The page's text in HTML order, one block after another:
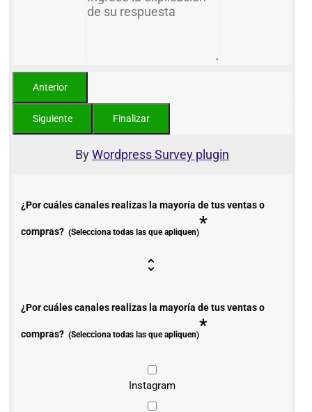
ByWordpress Survey plugin
¿Por cuáles canales realizas la mayoría de tus ventas o
compras? (Selecciona todas las que apliquen)*
¿Por cuáles canales realizas la mayoría de tus ventas o
compras? (Selecciona todas las que apliquen)*
Instagram